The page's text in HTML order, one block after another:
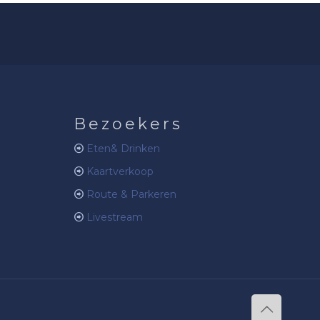
Bezoekers
Eten& Drinken
Kaartverkoop
Route & Parkeren
Livestream